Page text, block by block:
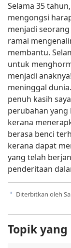
Selama 35
mengongsi
menjadi
ramai
membantu.
untuk
menjadi
meninggal
penuh kasih
perubahan
kerana
berasa benci
kerana dapat
yang telah
penderitaan
a Diterbitkan oleh
Topik